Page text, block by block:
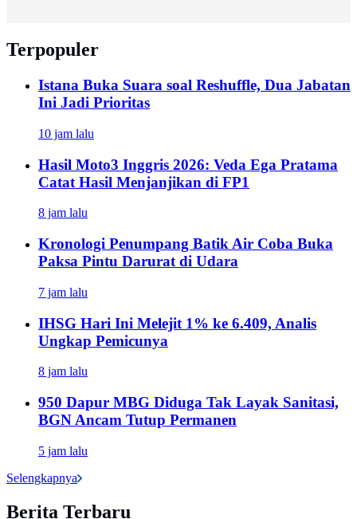
Terpopuler
Istana Buka Suara soal Reshuffle, Dua Jabatan
Ini Jadi Prioritas
10 jam lalu
Hasil Moto3 Inggris 2026: Veda Ega Pratama
Catat Hasil Menjanjikan di FP1
8 jam lalu
Kronologi Penumpang Batik Air Coba Buka
Paksa Pintu Darurat di Udara
7 jam lalu
IHSG Hari Ini Melejit 1% ke 6.409, Analis
Ungkap Pemicunya
8 jam lalu
950 Dapur MBG Diduga Tak Layak Sanitasi,
BGN Ancam Tutup Permanen
5 jam lalu
Selengkapnya
Berita Terbaru